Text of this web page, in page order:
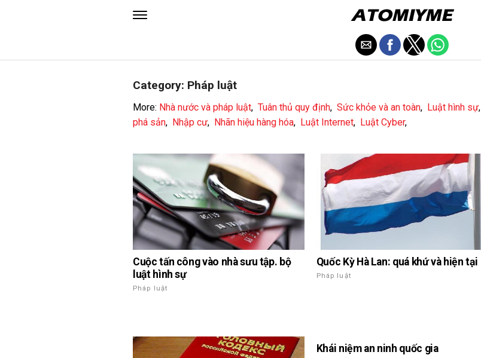
Category: Pháp luật
More: Nhà nước và pháp luật, Tuân thủ quy định, Sức khỏe và an toàn, Luật hình sự,
phá sản, Nhập cư, Nhãn hiệu hàng hóa, Luật Internet, Luật Cyber,
Cuộc tấn công vào nhà sưu tập. bộ
luật hình sự
Pháp luật
Quốc Kỳ Hà Lan: quá khứ và hiện tại
Pháp luật
Khái niệm an ninh quốc gia